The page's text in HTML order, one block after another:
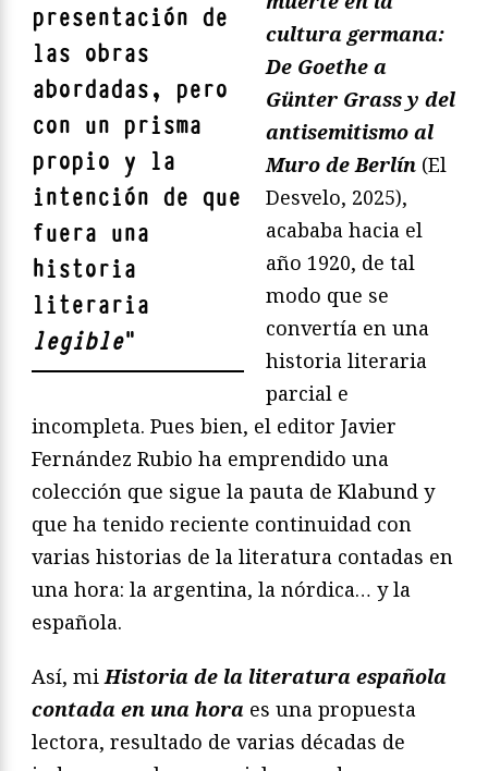
presentación de
las obras
abordadas, pero
con un prisma
propio y la
intención de que
fuera una
historia
literaria
legible"
cultura germana:
De Goethe a
Günter Grass y del
antisemitismo al
Muro de Berlín (El
Desvelo, 2025),
acababa hacia el
año 1920, de tal
modo que se
convertía en una
historia literaria
parcial e
incompleta. Pues bien, el editor Javier
Fernández Rubio ha emprendido una
colección que sigue la pauta de Klabund y
que ha tenido reciente continuidad con
varias historias de la literatura contadas en
una hora: la argentina, la nórdica… y la
española.
Así, miHistoria de la literatura española
contada en una hora es una propuesta
lectora, resultado de varias décadas de